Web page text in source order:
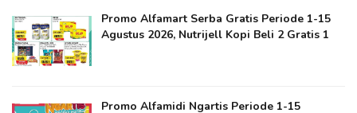
Promo Alfamart Serba Gratis Periode 1-15
Agustus 2026, Nutrijell Kopi Beli 2 Gratis 1
Promo Alfamidi Ngartis Periode 1-15